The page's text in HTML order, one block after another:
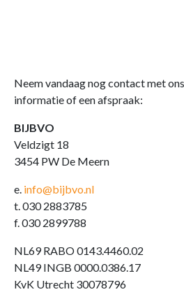
Neem vandaag nog contact met
informatie of een afspraak:
BIJBVO
Veldzigt 18
3454 PW De Meern
e. info@bijbvo.nl
t. 030 2883785
f. 030 2899788
NL69 RABO 0143.4460.02
NL49 INGB 0000.0386.17
KvK Utrecht 30078796